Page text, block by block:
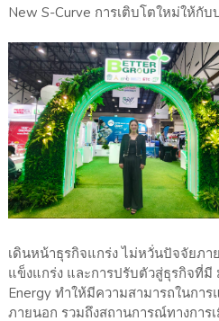
New S-Curve การเติบโตใหม่ให้กับ
เดินหน้าธุรกิจแกร่ง ไม่หวั่นปัจจัยภ
แข็งแกร่ง และการปรับตัวสู่ธุรกิจที่มี
Energy ทำให้มีความสามารถในกา
ภายนอก รวมถึงสถานการณ์ทางการ